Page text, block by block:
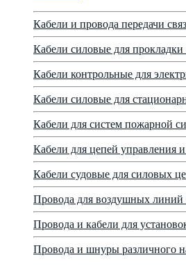
Кабели и провода передачи
Кабели силовые для прокладки
Кабели контрольные для
Кабели силовые для
Кабели для систем пожарной
Кабели для цепей управления
Кабели судовые для силовых
Провода для воздушных линий
Провода и кабели для
Провода и шнуры различного